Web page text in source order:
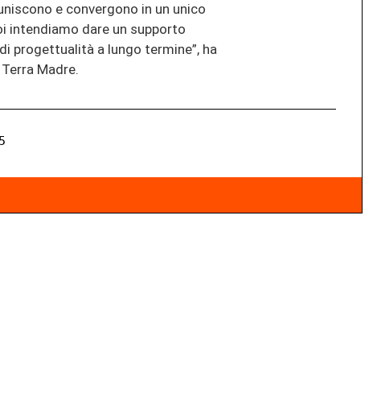
e convergono in un unico
intendiamo dare un supporto
progettualità a lungo termine”, ha
Madre.